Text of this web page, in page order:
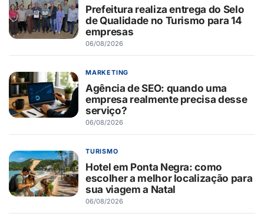
Prefeitura realiza entrega do Selo
de Qualidade no Turismo para 14
empresas
06/08/2026
MARKETING
Agência de SEO: quando uma
empresa realmente precisa desse
serviço?
06/08/2026
TURISMO
Hotel em Ponta Negra: como
escolher a melhor localização para
sua viagem a Natal
06/08/2026